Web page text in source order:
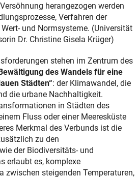
herangezogen werden
Verfahren der
und Normsysteme. (Universität
Dr. Christine Gisela Krüger)
stehen im Zentrum des
des Wandels für eine
Städten“: der Klimawandel, die
die urbane Nachhaltigkeit.
in Städten des
Fluss oder einer Meeresküste
Merkmal des Verbunds ist die
zu den
der Biodiversitäts- und
erlaubt es, komplexe
zwischen steigenden Temperaturen,